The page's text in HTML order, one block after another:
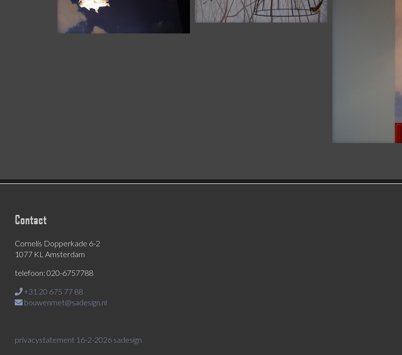
Contact
Cornelis Dopperkade 6-2
1077 KL Amsterdam
telefoon: 020-6757788
+31 20 675 77 88
bouwenmet@sadesign.nl
privacystatement 16-2-2026 sadesign